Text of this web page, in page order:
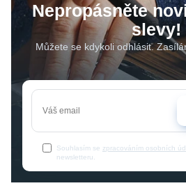
Nepropásněte
slevy!
Můžete se kdykoli odhlásit.
Souhlasím se zpracováním osobních
newsletteru.